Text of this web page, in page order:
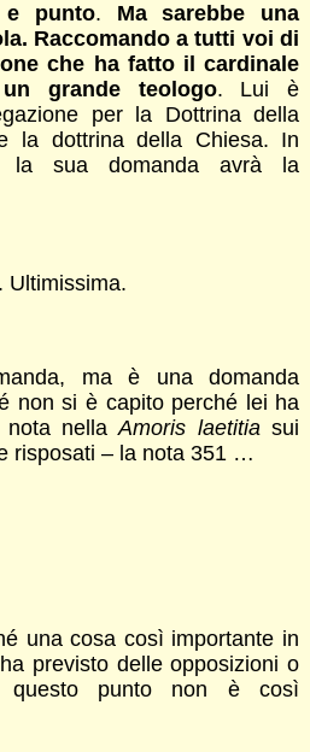
punto. Ma sarebbe una
Raccomando a tutti voi di
che ha fatto il cardinale
grande teologo. Lui è
per la Dottrina della
la dottrina della Chiesa. In
la sua domanda avrà la
Ultimissima.
ma è una domanda
non si è capito perché lei ha
nota nellaAmoris laetitia sui
risposati – la nota 351 …
una cosa così importante in
previsto delle opposizioni o
punto non è così